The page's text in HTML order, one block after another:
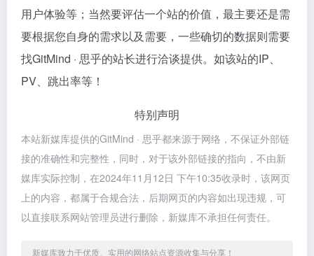
用户体验等；当然要评估一个站的价值，最主要还是需
要根据您自身的需求以及需要，一些确切的数据则需要
找GitMind · 思乎的站长进行洽谈提供。如该站的IP、
PV、跳出率等！
特别声明
本站新媒库提供的GitMind · 思乎都来源于网络，不保证外部链
接的准确性和完整性，同时，对于该外部链接的指向，不由新
媒库实际控制，在2024年11月12日 下午10:35收录时，该网页
上的内容，都属于合规合法，后期网页的内容如出现违规，可
以直接联系网站管理员进行删除，新媒库不承担任何责任。
新媒库致力于优质、实用的网络站点资源收集与分享！